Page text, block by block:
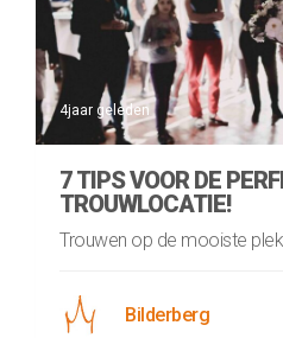
4jaar geleden
7 TIPS VOOR DE
TROUWLOCATIE!
Trouwen op de mooiste
Bilderberg